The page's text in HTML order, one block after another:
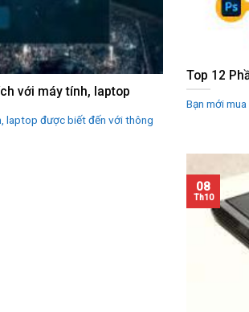
Top 12
Bạn mới
với máy tính, laptop
laptop được biết đến với thông
08
Th10